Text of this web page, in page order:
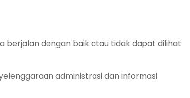
berjalan dengan baik atau tidak dapat dilihat
administrasi dan informasi